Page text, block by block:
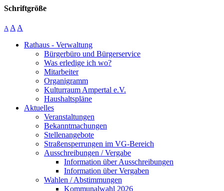
Schriftgröße
A A A
Rathaus - Verwaltung
Bürgerbüro und Bürgerservice
Was erledige ich wo?
Mitarbeiter
Organigramm
Kulturraum Ampertal e.V.
Haushaltspläne
Aktuelles
Veranstaltungen
Bekanntmachungen
Stellenangebote
Straßensperrungen im VG-Bereich
Ausschreibungen / Vergabe
Information über Ausschreibungen
Information über Vergaben
Wahlen / Abstimmungen
Kommunalwahl 2026